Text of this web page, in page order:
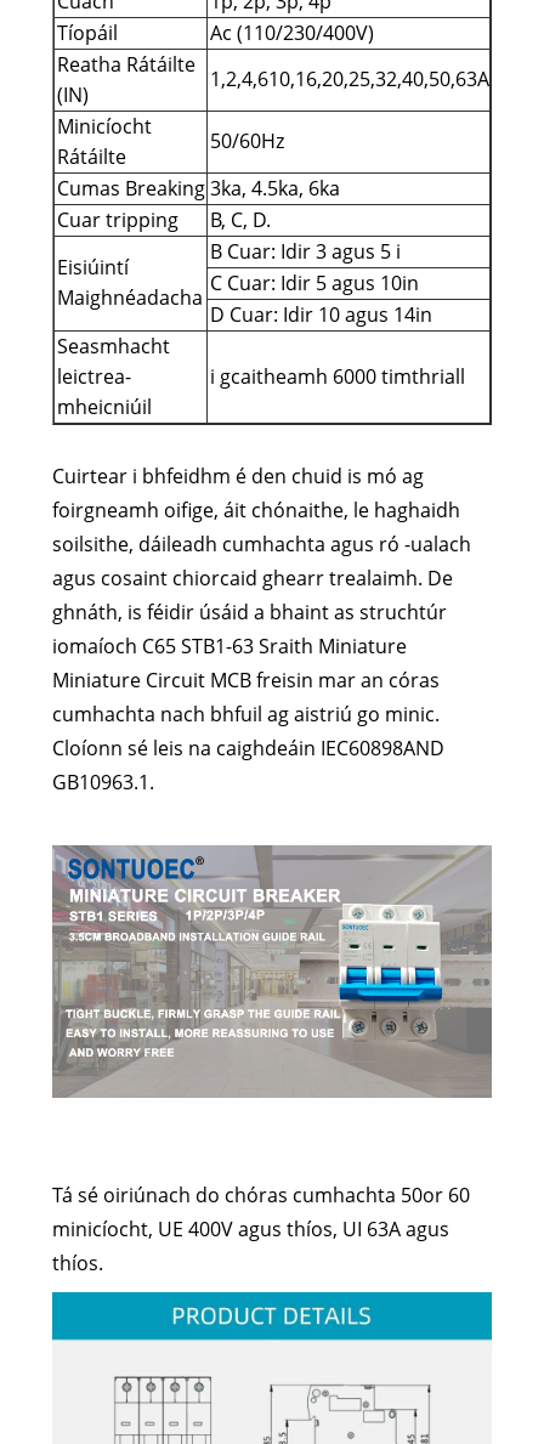
Tíopáil
Ac (110/230/400V)
Reatha Rátáilte
(IN)
1,2,4,610,16,20,25,32,40,50,63A
Minicíocht
Rátáilte
50/60Hz
Cumas Breaking 3ka, 4.5ka, 6ka
Cuar tripping
B, C, D.
Eisiúintí
Maighnéadacha
B Cuar: Idir 3 agus 5 i
C Cuar: Idir 5 agus 10in
D Cuar: Idir 10 agus 14in
Seasmhacht
leictrea-
mheicniúil
i gcaitheamh 6000 timthriall
Cuirtear i bhfeidhm é den chuid is mó ag
foirgneamh oifige, áit chónaithe, le haghaidh
soilsithe, dáileadh cumhachta agus ró -ualach
agus cosaint chiorcaid ghearr trealaimh. De
ghnáth, is féidir úsáid a bhaint as struchtúr
iomaíoch C65 STB1-63 Sraith Miniature
Miniature Circuit MCB freisin mar an córas
cumhachta nach bhfuil ag aistriú go minic.
Cloíonn sé leis na caighdeáin IEC60898AND
GB10963.1.
Tá sé oiriúnach do chóras cumhachta 50or 60
minicíocht, UE 400V agus thíos, UI 63A agus
thíos.